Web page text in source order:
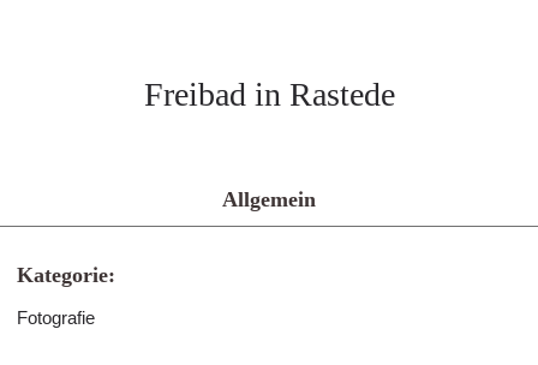
Freibad in Rastede
Allgemein
Kategorie:
Fotografie